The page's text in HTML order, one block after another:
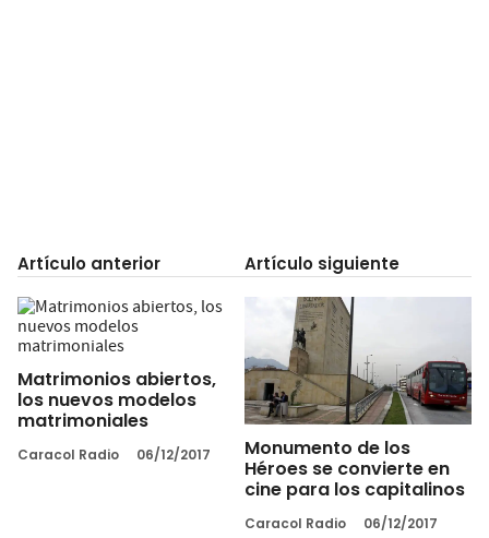
Artículo anterior
Matrimonios abiertos,
los nuevos modelos
matrimoniales
Caracol Radio 06/12/2017
Artículo siguiente
Monumento de los
Héroes se convierte en
cine para los capitalinos
Caracol Radio 06/12/2017